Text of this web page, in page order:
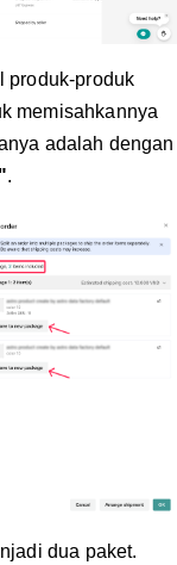
produk-produk
memisahkannya
adalah dengan
.
dua paket.